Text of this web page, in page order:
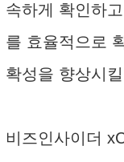
속하게 확인하
를 효율적으로
확성을 향상시
비즈인사이더